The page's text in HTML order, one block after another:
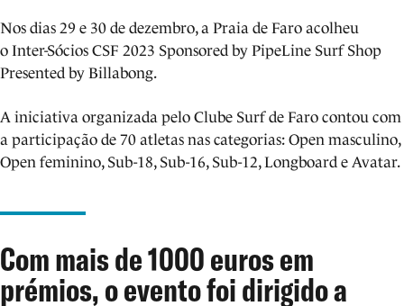
Nos dias 29 e 30 de dezembro, a Praia de Faro acolheu
o Inter-Sócios CSF 2023 Sponsored by PipeLine Surf Shop
Presented by Billabong.
A iniciativa organizada pelo Clube Surf de Faro contou com
a participação de 70 atletas nas categorias: Open masculino,
Open feminino, Sub-18, Sub-16, Sub-12, Longboard e Avatar.
Com mais de 1000 euros em
prémios, o evento foi dirigido a